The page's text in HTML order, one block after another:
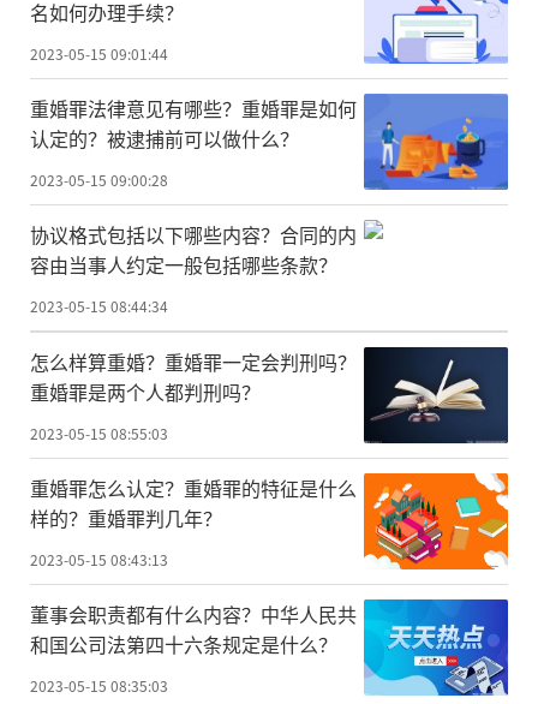
名如何办理手续？
2023-05-15 09:01:44
重婚罪法律意见有哪些？重婚罪是如何
认定的？被逮捕前可以做什么？
2023-05-15 09:00:28
协议格式包括以下哪些内容？合同的内
容由当事人约定一般包括哪些条款？
2023-05-15 08:44:34
怎么样算重婚？重婚罪一定会判刑吗？
重婚罪是两个人都判刑吗？
2023-05-15 08:55:03
重婚罪怎么认定？重婚罪的特征是什么
样的？重婚罪判几年？
2023-05-15 08:43:13
董事会职责都有什么内容？中华人民共
和国公司法第四十六条规定是什么？
2023-05-15 08:35:03